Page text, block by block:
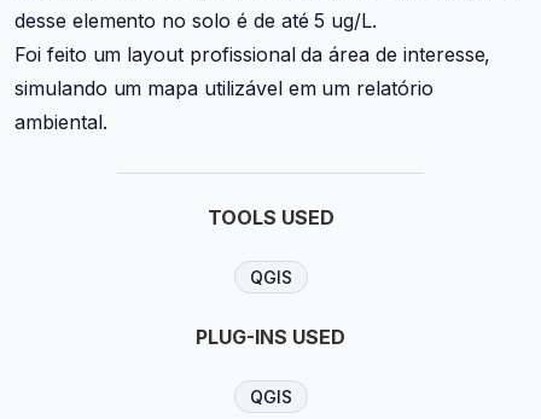
desse elemento no solo é de até 5 ug/L.
Foi feito um layout profissional da área de interesse,
simulando um mapa utilizável em um relatório
ambiental.
TOOLS USED
QGIS
PLUG-INS USED
QGIS